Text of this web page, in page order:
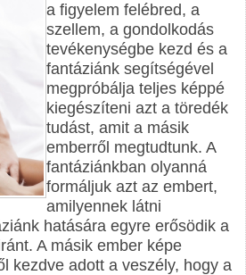
a figyelem felébred, a
szellem, a gondolkodás
tevékenységbe kezd és a
fantáziánk segítségével
megpróbálja teljes képpé
kiegészíteni azt a töredék
tudást, amit a másik
emberről megtudtunk. A
fantáziánkban olyanná
formáljuk azt az embert,
amilyennek látni
hatására egyre erősödik a
A másik ember képe
kezdve adott a veszély, hogy a